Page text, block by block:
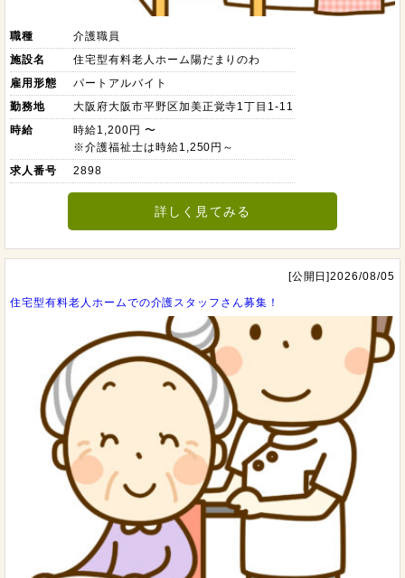
職種
介護職員
施設名
住宅型有料老人ホーム陽だまりのわ
雇用形態
パートアルバイト
勤務地
大阪府大阪市平野区加美正覚寺1丁目1-11
時給
時給1,200円 〜
※介護福祉士は時給1,250円～
求人番号
2898
詳しく見てみる
[公開日]2026/08/05
住宅型有料老人ホームでの介護スタッフさん募集！